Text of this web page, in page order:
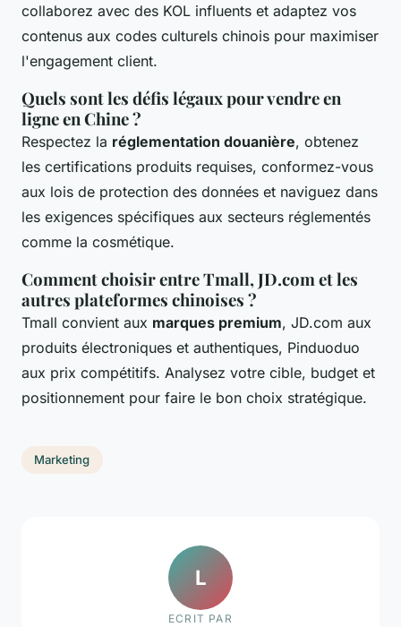
collaborez avec des KOL influents et adaptez vos
contenus aux codes culturels chinois pour maximiser
l'engagement client.
Quels sont les défis légaux pour vendre en
ligne en Chine ?
Respectez la réglementation douanière, obtenez
les certifications produits requises, conformez-vous
aux lois de protection des données et naviguez dans
les exigences spécifiques aux secteurs réglementés
comme la cosmétique.
Comment choisir entre Tmall, JD.com et les
autres plateformes chinoises ?
Tmall convient aux marques premium, JD.com aux
produits électroniques et authentiques, Pinduoduo
aux prix compétitifs. Analysez votre cible, budget et
positionnement pour faire le bon choix stratégique.
Marketing
L
ECRIT PAR